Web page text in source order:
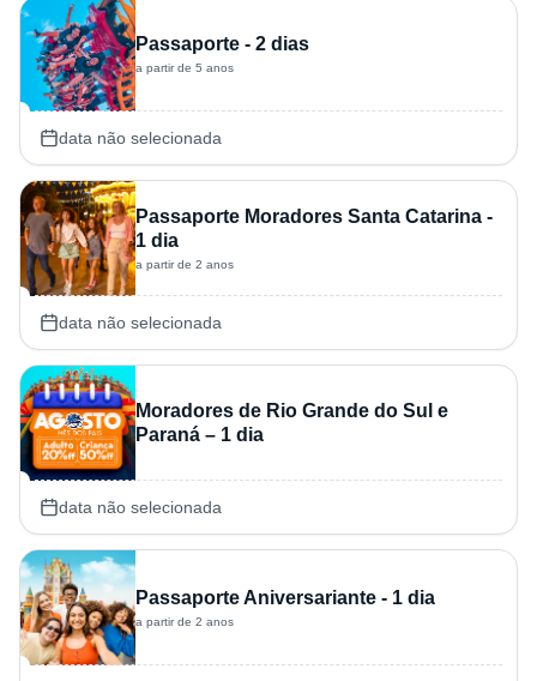
Passaporte - 2 dias
a partir de 5 anos
data não selecionada
Passaporte Moradores Santa Catarina -
1 dia
a partir de 2 anos
data não selecionada
Moradores de Rio Grande do Sul e
Paraná – 1 dia
data não selecionada
Passaporte Aniversariante - 1 dia
a partir de 2 anos